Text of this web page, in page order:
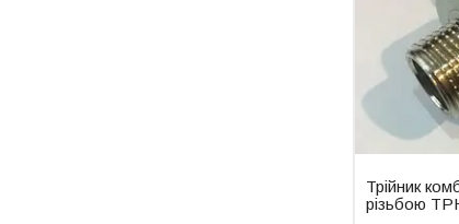
Трійник
різьбою